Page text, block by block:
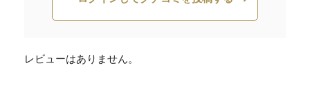
レビューはありません。